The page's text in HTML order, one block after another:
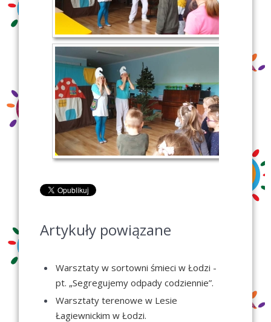
Artykuły powiązane
Warsztaty w sortowni śmieci w Łodzi -
pt. „Segregujemy odpady codziennie”.
Warsztaty terenowe w Lesie
Łagiewnickim w Łodzi.